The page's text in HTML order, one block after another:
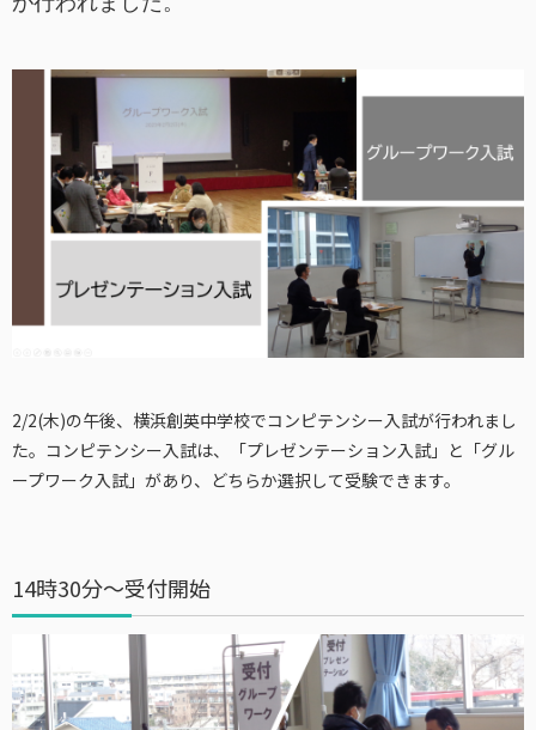
2/2(木)の午後、横浜創英中学校でコンピテンシー入試が行われまし
た。コンピテンシー入試は、「プレゼンテーション入試」と「グル
ープワーク入試」があり、どちらか選択して受験できます。
14時30分～受付開始